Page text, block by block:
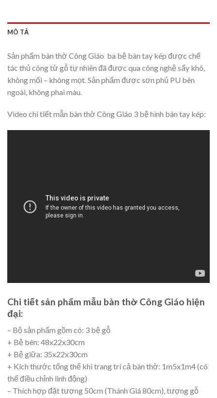
MÔ TẢ
Sản phẩm bàn thờ Công Giáo ba bệ bàn tay kép được chế
tác thủ công từ gỗ tự nhiên đã được qua công nghệ sấy khô,
không mối – không mọt. Sản phẩm được sơn phủ PU bên
ngoài, không phai màu.
Video chi tiết mẫn bàn thờ Công Giáo 3 bệ hình bàn tay kép:
Chi tiết sản phẩm mẫu bàn thờ Công Giáo hiện
đại:
– Bộ sản phẩm gồm có: 3 bệ gỗ
+ Bệ bên: 48x22x30cm
+ Bệ giữa: 35x22x30cm
+ Kích thước tổng thể khi trang trí cả bàn thờ: 1m5x1m4 (có
thể điều chỉnh linh động)
– Thích hợp đặt tượng 50cm (Thánh Giá 80cm), tượng gỗ